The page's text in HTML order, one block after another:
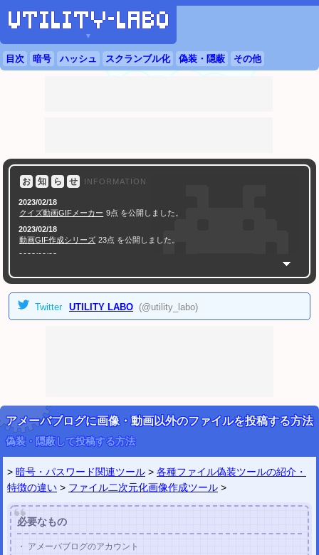
▼
目次 暗号 ハッシュ スクランブル化 偽装・隠蔽 その他
お 知 ら せ INFORMATION
2023/02/18
クイズ動画GIFメーカー 9点 を公開しました。
2023/02/18
動画GIF作成シリーズ 23点 を公開しました。
2022/09/03
2022/09/03
Twitterヘッダー作成ツール・シリーズ38点 (背景・画像合成・文字入れ) を公開
しました。
2022/07/18
ビデオ静止画スナップショット
2022/01/22
画像関連ツール (編集 色 加工 描画
2022/01/22
暗号・パスワード関連ツール (暗号関連 OpenSSL関連 メモ帳 ハッシュ関連 暗号鍵作成
パスワード作成
パスワード管理 ファイル保護 (スクランブル化) ファイル数値化
ツイッター
Twitter UTILITY LABO (@utility_labo)
アメーバブログに画像・動画以外のファイルを投稿する方法
偽装・隠蔽して投稿する方法
> 暗号・パスワード関連ツール > 各種ファイル偽装ツールの紹介・
特徴の違い > ファイル二次元化画像作成ツール >
必要なもの
・ アメーバブログのアカウント